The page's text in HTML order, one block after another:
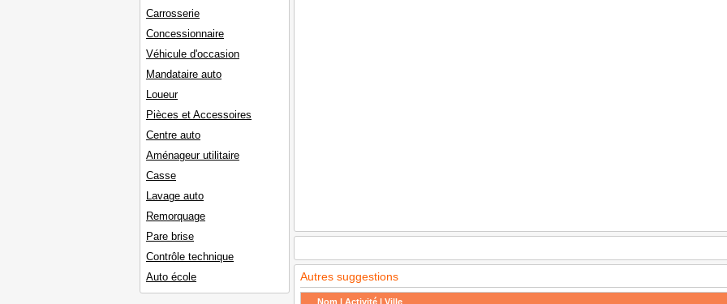
Carrosserie
Concessionnaire
Véhicule d'occasion
Mandataire auto
Loueur
Pièces et Accessoires
Centre auto
Aménageur utilitaire
Casse
Lavage auto
Remorquage
Pare brise
Contrôle technique
Auto école
Autres suggestions
Nom | Activité | Ville